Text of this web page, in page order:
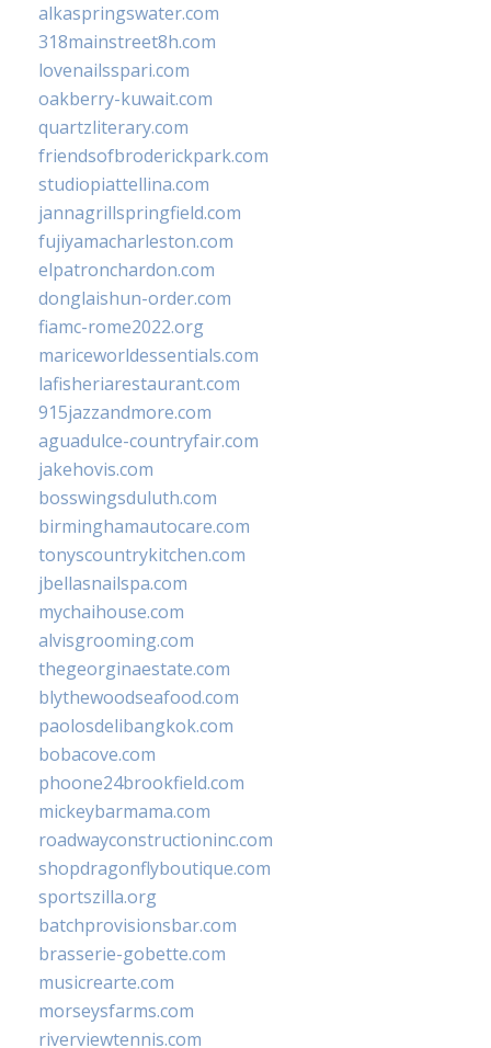
alkaspringswater.com
318mainstreet8h.com
lovenailsspari.com
oakberry-kuwait.com
quartzliterary.com
friendsofbroderickpark.com
studiopiattellina.com
jannagrillspringfield.com
fujiyamacharleston.com
elpatronchardon.com
donglaishun-order.com
fiamc-rome2022.org
mariceworldessentials.com
lafisheriarestaurant.com
915jazzandmore.com
aguadulce-countryfair.com
jakehovis.com
bosswingsduluth.com
birminghamautocare.com
tonyscountrykitchen.com
jbellasnailspa.com
mychaihouse.com
alvisgrooming.com
thegeorginaestate.com
blythewoodseafood.com
paolosdelibangkok.com
bobacove.com
phoone24brookfield.com
mickeybarmama.com
roadwayconstructioninc.com
shopdragonflyboutique.com
sportszilla.org
batchprovisionsbar.com
brasserie-gobette.com
musicrearte.com
morseysfarms.com
riverviewtennis.com